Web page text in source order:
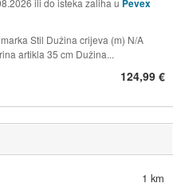
ili do isteka zaliha u Pevex
Stil Dužina crijeva (m) N/A
artikla 35 cm Dužina...
124,99 €
1 km